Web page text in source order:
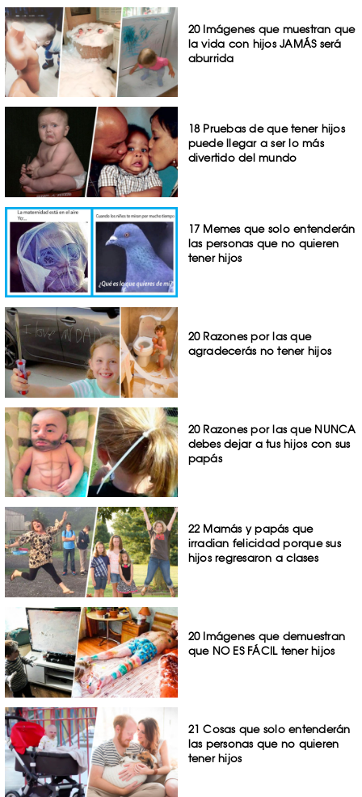
20 Imágenes que muestran que
la vida con hijos JAMÁS será
aburrida
18 Pruebas de que tener hijos
puede llegar a ser lo más
divertido del mundo
17 Memes que solo entenderán
las personas que no quieren
tener hijos
20 Razones por las que
agradecerás no tener hijos
20 Razones por las que NUNCA
debes dejar a tus hijos con sus
papás
22 Mamás y papás que
irradian felicidad porque sus
hijos regresaron a clases
20 Imágenes que demuestran
que NO ES FÁCIL tener hijos
21 Cosas que solo entenderán
las personas que no quieren
tener hijos